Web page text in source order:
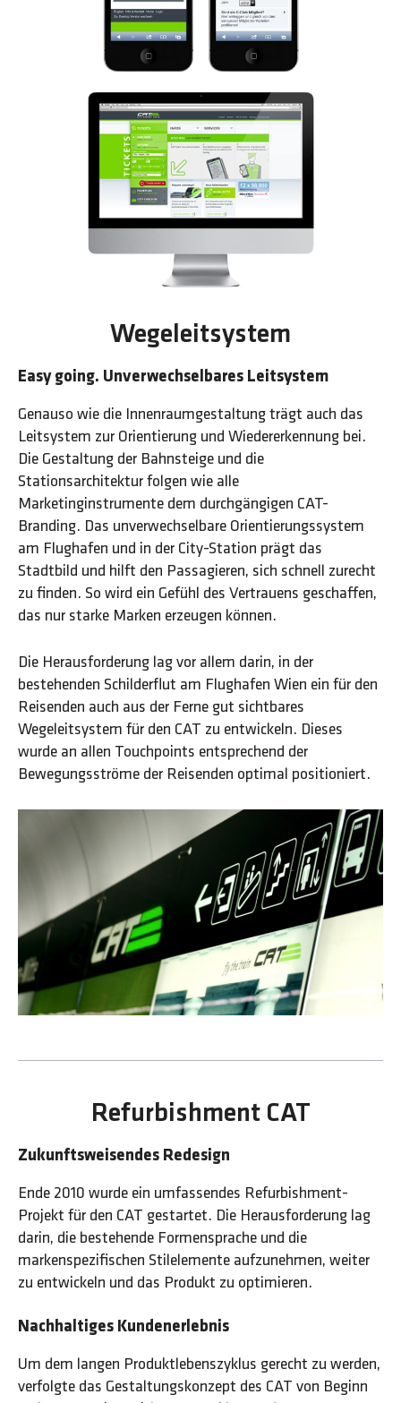
Wegeleitsystem
Easy going. Unverwechselbares Leitsystem
Genauso wie die Innenraumgestaltung trägt auch das
Leitsystem zur Orientierung und Wiedererkennung bei.
Die Gestaltung der Bahnsteige und die
Stationsarchitektur folgen wie alle
Marketinginstrumente dem durchgängigen CAT-
Branding. Das unverwechselbare Orientierungssystem
am Flughafen und in der City-Station prägt das
Stadtbild und hilft den Passagieren, sich schnell zurecht
zu finden. So wird ein Gefühl des Vertrauens geschaffen,
das nur starke Marken erzeugen können.
Die Herausforderung lag vor allem darin, in der
bestehenden Schilderflut am Flughafen Wien ein für den
Reisenden auch aus der Ferne gut sichtbares
Wegeleitsystem für den CAT zu entwickeln. Dieses
wurde an allen Touchpoints entsprechend der
Bewegungsströme der Reisenden optimal positioniert.
Refurbishment CAT
Zukunftsweisendes Redesign
Ende 2010 wurde ein umfassendes Refurbishment-
Projekt für den CAT gestartet. Die Herausforderung lag
darin, die bestehende Formensprache und die
markenspezifischen Stilelemente aufzunehmen, weiter
zu entwickeln und das Produkt zu optimieren.
Nachhaltiges Kundenerlebnis
Um dem langen Produktlebenszyklus gerecht zu werden,
verfolgte das Gestaltungskonzept des CAT von Beginn